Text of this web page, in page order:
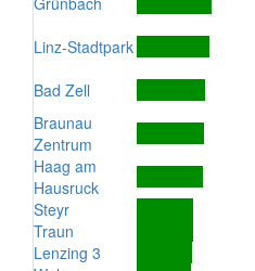
Linz-Stadtpark
Bad Zell
Braunau
Zentrum
Haag am
Hausruck
Steyr
Traun
Lenzing 3